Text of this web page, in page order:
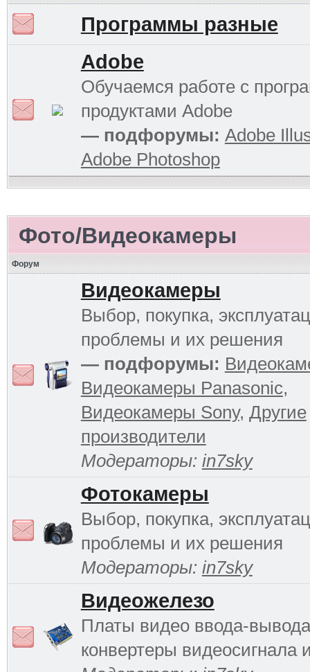
Программы разные
Adobe
Обучаемся работе с
продуктами Adobe
— подфорумы: Adobe
Adobe Photoshop
Фото/Видеокамеры
Форум
Видеокамеры
Выбор, покупка,
проблемы и их решения
— подфорумы:
Видеокамеры Panasonic,
Видеокамеры Sony, Другие
производители
Модераторы: in7sky
Фотокамеры
Выбор, покупка,
проблемы и их решения
Модераторы: in7sky
Видеожелезо
Платы видео ввода-
конвертеры видеосигнала